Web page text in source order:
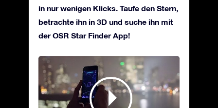
in nur wenigen Klicks. Taufe den Stern,
betrachte ihn in 3D und suche ihn mit
der OSR Star Finder App!